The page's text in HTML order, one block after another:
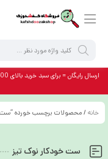
خانه / محصولات برچسب خورده “ست
ست خودکار نوک تیز